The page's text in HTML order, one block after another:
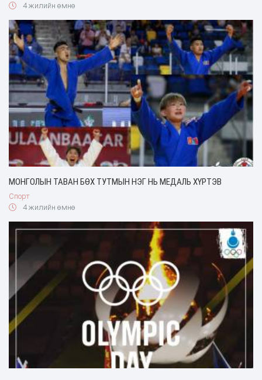
4 жилийн өмнө
МОНГОЛЫН ТАВАН БӨХ ТУТМЫН НЭГ НЬ МЕДАЛЬ ХҮРТЭВ
Спорт
4 жилийн өмнө